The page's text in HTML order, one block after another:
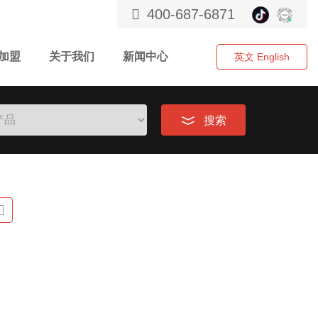
400-687-6871
盟 关于我们 新闻中心 英文 English
搜索